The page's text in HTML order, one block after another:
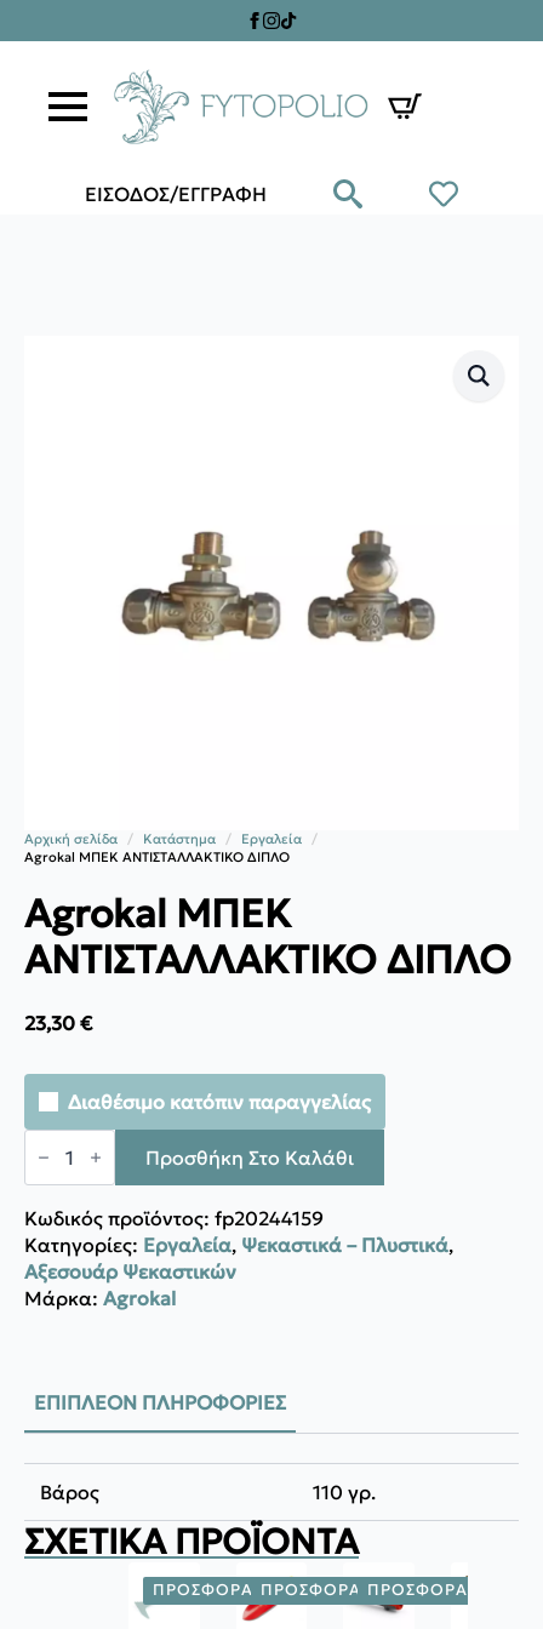
ΕΙΣΟΔΟΣ/ΕΓΓΡΑΦΗ
Αρχική σελίδα Κατάστημα
Εργαλεία
Agrokal ΜΠΕΚ ΑΝΤΙΣΤΑΛΛΑΚΤΙΚΟ ΔΙΠΛΟ
Agrokal ΜΠΕΚ
ΑΝΤΙΣΤΑΛΛΑΚΤΙΚΟ ΔΙΠΛΟ
23,30 €
Διαθέσιμο κατόπιν παραγγελίας
Agrokal
ΜΠΕΚ
ΑΝΤΙΣΤΑΛΛΑΚΤΙΚΟ
ποσότητα
Προσθήκη Στο Καλάθι
Κωδικός προϊόντος: fp20244159
Κατηγορίες: Εργαλεία, Ψεκαστικά – Πλυστικά,
Αξεσουάρ Ψεκαστικών
Μάρκα: Agrokal
ΕΠΙΠΛΈΟΝ ΠΛΗΡΟΦΟΡΊΕΣ
Βάρος 110 γρ.
ΣΧΕΤΙΚΆ ΠΡΟΪΌΝΤΑ
ΠΡΟΣΦΟΡΆ! ΠΡΟΣΦΟΡΆ! ΠΡΟΣΦΟΡΆ!